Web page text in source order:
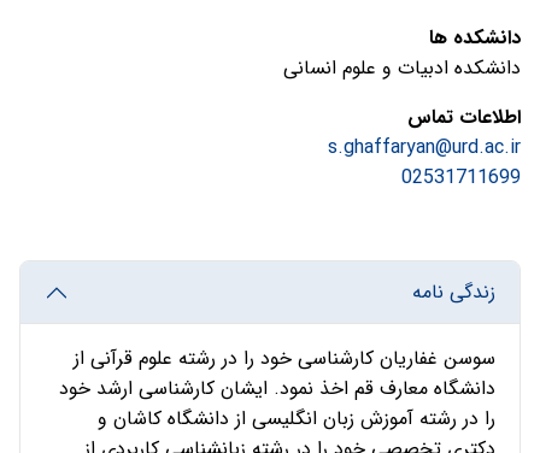
دانشکده ها
دانشکده ادبیات و علوم انسانی
اطلاعات تماس
s.ghaffaryan@urd.ac.ir
02531711699
زندگی نامه
سوسن غفاریان کارشناسی خود را در رشته علوم قرآنی از
دانشگاه معارف قم اخذ نمود. ایشان کارشناسی ارشد خود
را در رشته آموزش زبان انگلیسی از دانشگاه کاشان و